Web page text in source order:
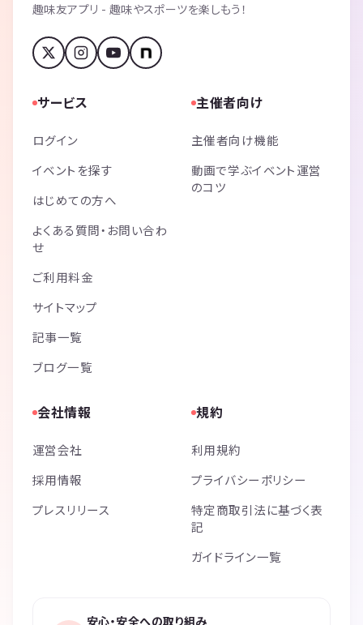
趣味友アプリ - 趣味やスポーツを楽しもう！
サービス
ログイン
イベントを探す
はじめての方へ
よくある質問・お問い合わ
せ
ご利用料金
サイトマップ
記事一覧
ブログ一覧
主催者向け
主催者向け機能
動画で学ぶイベント運営
のコツ
会社情報
運営会社
採用情報
プレスリリース
規約
利用規約
プライバシーポリシー
特定商取引法に基づく表
記
ガイドライン一覧
安心・安全への取り組み